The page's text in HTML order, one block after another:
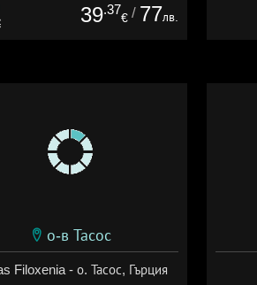
39.37
€ / 77лв.
о-в Тасос
Filoxenia - о. Тасос, Гърция